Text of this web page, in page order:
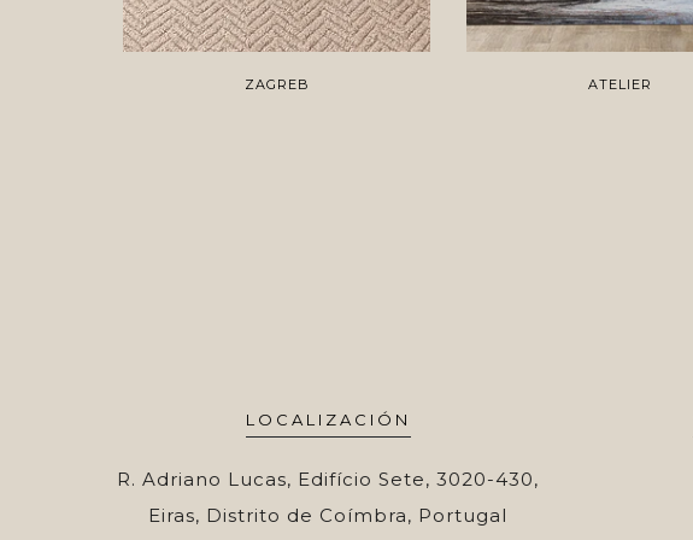
ZAGREB ATELIER
LOCALIZACIÓN
R. Adriano Lucas, Edifício Sete, 3020-430,
Eiras, Distrito de Coímbra, Portugal